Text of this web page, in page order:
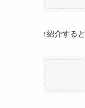
↑紹介する